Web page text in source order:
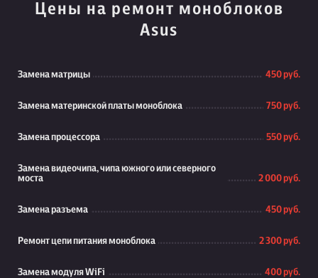
Цены на ремонт моноблоков
Asus
Замена матрицы 450 руб.
Замена материнской платы моноблока 750 руб.
Замена процессора 550 руб.
Замена видеочипа, чипа южного или северного
моста
2 000 руб.
Замена разъема 450 руб.
Ремонт цепи питания моноблока 2 300 руб.
Замена модуля WiFi 400 руб.